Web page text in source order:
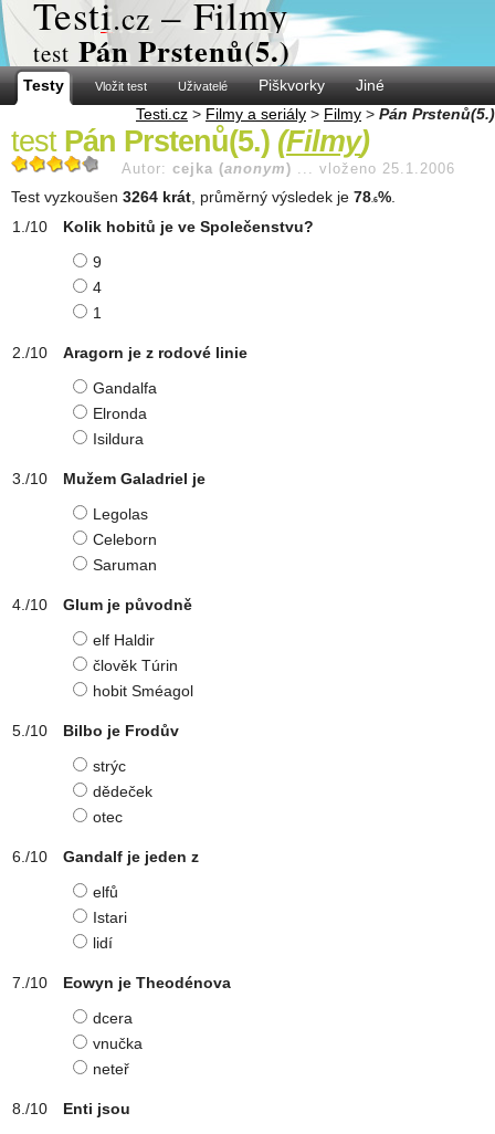
Testi.cz – Filmy
test Pán Prstenů(5.)
Testy Vložit test Uživatelé Piškvorky
Jiné
Testi.cz > Filmy a seriály > Filmy > Pán Prstenů(5.)
test Pán Prstenů(5.) (Filmy)
Autor: cejka (anonym ) ... vloženo 25.1.2006
Test vyzkoušen 3264 krát , průměrný výsledek je 78 .6%
Kolik hobitů je ve Společenstvu?
9
4
1
Aragorn je z rodové linie
Gandalfa
Elronda
Isildura
Mužem Galadriel je
Legolas
Celeborn
Saruman
Glum je původně
elf Haldir
člověk Túrin
hobit Sméagol
Bilbo je Frodův
strýc
dědeček
otec
Gandalf je jeden z
elfů
Istari
lidí
Eowyn je Theodénova
dcera
vnučka
neteř
Enti jsou